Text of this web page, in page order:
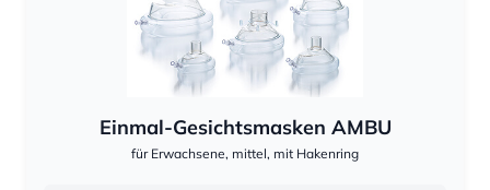
Einmal-Gesichtsmasken AMBU
für Erwachsene, mittel, mit Hakenring